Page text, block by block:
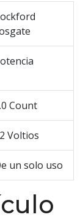
Count
Voltios
un solo uso